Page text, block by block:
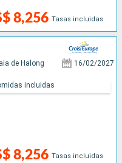
8,256 Tasas incluidas
de Halong 16/02/2027
8,256 Tasas incluidas
incluidas